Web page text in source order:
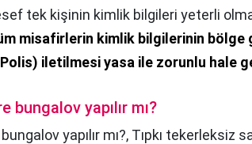
tek kişinin kimlik bilgileri yeterli
misafirlerin kimlik bilgilerinin bölge
iletilmesi yasa ile zorunlu hale
bungalov yapılır mı?
yapılır mı?, Tıpkı tekerleksiz